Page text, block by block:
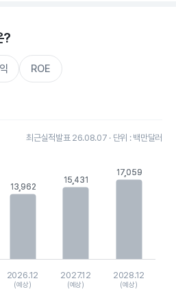
?
ROE
최근실적발표 26.08.07 · 단위 : 백만달러
categories.
values. Data ranges from
13,962
13,962
15,431
15,431
17,059
17,059
2026.12
(예상)
2027.12
(예상)
2028.12
(예상)